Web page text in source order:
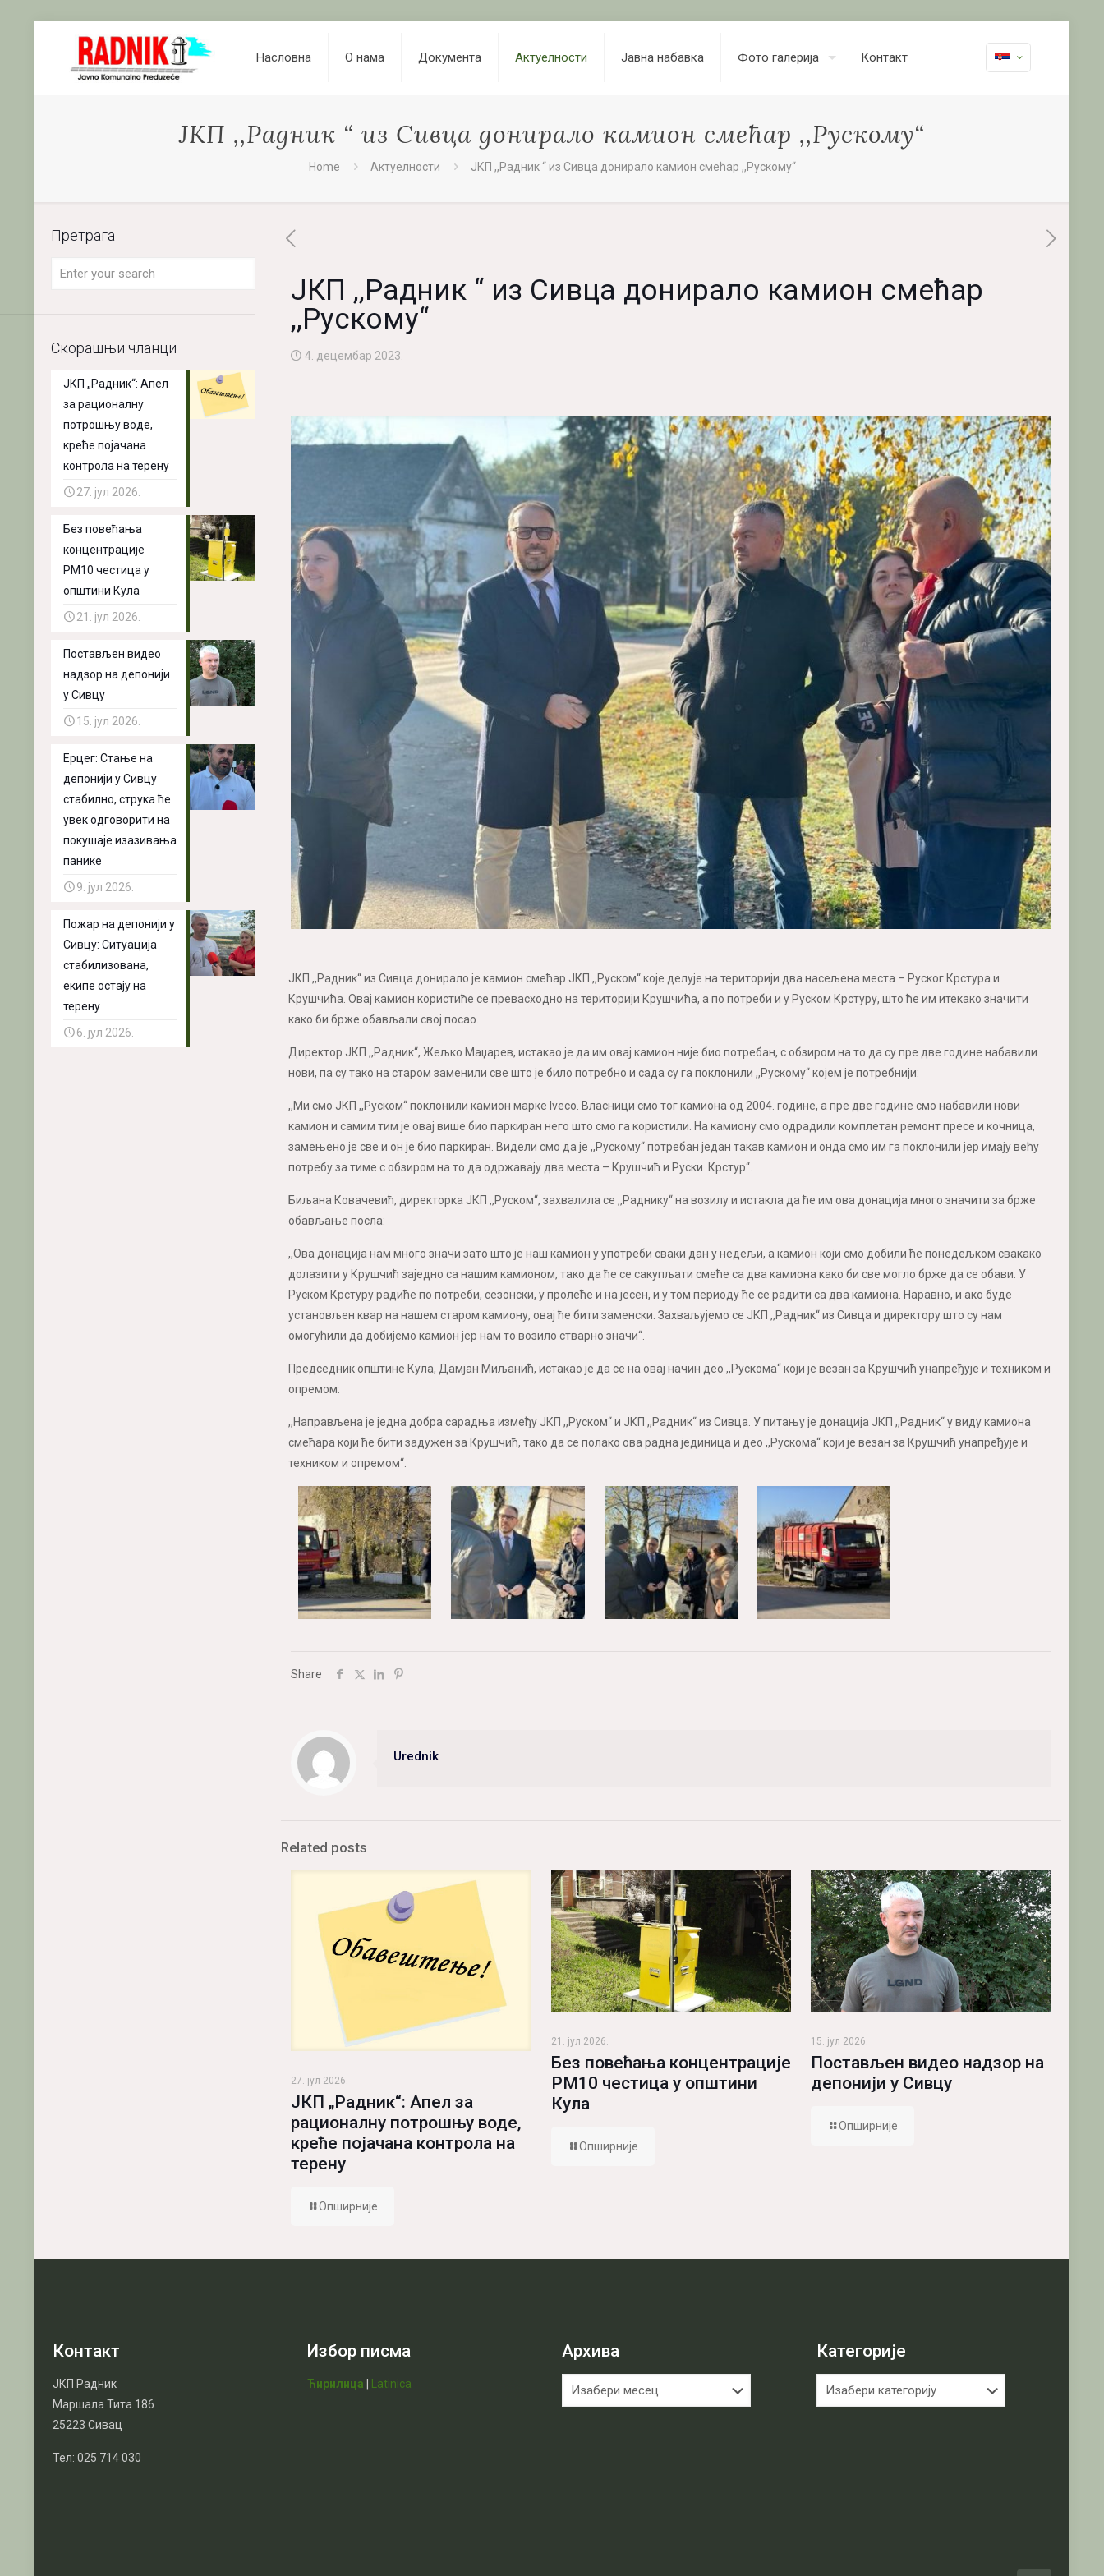
Насловна О нама Документа Актуелности Јавна набавка Фото галерија Контакт
ЈКП ,,Радник “ из Сивца донирало камион смећар ,,Рускому“
Home Актуелности ЈКП ,,Радник “ из Сивца донирало камион смећар ,,Рускому“
ЈКП ,,Радник “ из Сивца донирало камион смећар
,,Рускому“
4. децембар 2023.
ЈКП ,,Радник“ из Сивца донирало је камион смећар ЈКП ,,Руском“ које делује на територији два насељена места – Руског Крстура и
Крушчића. Овај камион користиће се превасходно на територији Крушчића, а по потреби и у Руском Крстуру, што ће им итекако значити
како би брже обављали свој посао.
Директор ЈКП ,,Радник“, Жељко Маџарев, истакао је да им овај камион није био потребан, с обзиром на то да су пре две године набавили
нови, па су тако на старом заменили све што је било потребно и сада су га поклонили ,,Рускому“ којем је потребнији:
,,Ми смо ЈКП ,,Руском“ поклонили камион марке Iveco. Власници смо тог камиона од 2004. године, а пре две године смо набавили нови
камион и самим тим је овај више био паркиран него што смо га користили. На камиону смо одрадили комплетан ремонт пресе и кочница,
замењено је све и он је био паркиран. Видели смо да је ,,Рускому“ потребан један такав камион и онда смо им га поклонили јер имају већу
потребу за тиме с обзиром на то да одржавају два места – Крушчић и Руски Крстур“.
Биљана Ковачевић, директорка ЈКП ,,Руском“, захвалила се ,,Раднику“ на возилу и истакла да ће им ова донација много значити за брже
обављање посла:
,,Ова донација нам много значи зато што је наш камион у употреби сваки дан у недељи, а камион који смо добили ће понедељком свакако
долазити у Крушчић заједно са нашим камионом, тако да ће се сакупљати смеће са два камиона како би све могло брже да се обави. У
Руском Крстуру радиће по потреби, сезонски, у пролеће и на јесен, и у том периоду ће се радити са два камиона. Наравно, и ако буде
установљен квар на нашем старом камиону, овај ће бити заменски. Захваљујемо се ЈКП ,,Радник“ из Сивца и директору што су нам
омогућили да добијемо камион јер нам то возило стварно значи“.
Председник општине Кула, Дамјан Миљанић, истакао је да се на овај начин део ,,Рускома“ који је везан за Крушчић унапређује и техником и
опремом:
,,Направљена је једна добра сарадња између ЈКП ,,Руском“ и ЈКП ,,Радник“ из Сивца. У питању је донација ЈКП ,,Радник“ у виду камиона
смећара који ће бити задужен за Крушчић, тако да се полако ова радна јединица и део ,,Рускома“ који је везан за Крушчић унапређује и
техником и опремом“.
Share
Urednik
Related posts
27. јул 2026.
ЈКП „Радник“: Апел за
рационалну потрошњу воде,
креће појачана контрола на
терену
Опширније
21. јул 2026.
Без повећања концентрације
PM10 честица у општини
Кула
Опширније
15. јул 2026.
Постављен видео надзор на
депонији у Сивцу
Опширније
Претрага
Скорашњи чланци
ЈКП „Радник“: Апел
за рационалну
потрошњу воде,
креће појачана
контрола на терену
27. јул 2026.
Без повећања
концентрације
PM10 честица у
општини Кула
21. јул 2026.
Постављен видео
надзор на депонији
у Сивцу
15. јул 2026.
Ерцег: Стање на
депонији у Сивцу
стабилно, струка ће
увек одговорити на
покушаје изазивања
панике
9. јул 2026.
Пожар на депонији у
Сивцу: Ситуација
стабилизована,
екипе остају на
терену
6. јул 2026.
Контакт
ЈКП Радник
Маршала Тита 186
25223 Сивац
Тел: 025 714 030
Избор писма
Ћирилица Latinica
Архива
Архива
Категорије
Категорије